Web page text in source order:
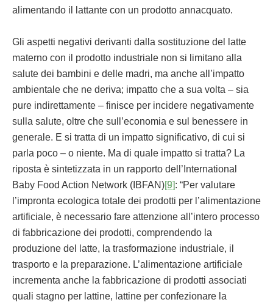
alimentando il lattante con un prodotto annacquato.
Gli aspetti negativi derivanti dalla sostituzione del latte
materno con il prodotto industriale non si limitano alla
salute dei bambini e delle madri, ma anche all’impatto
ambientale che ne deriva; impatto che a sua volta – sia
pure indirettamente – finisce per incidere negativamente
sulla salute, oltre che sull’economia e sul benessere in
generale. E si tratta di un impatto significativo, di cui si
parla poco – o niente. Ma di quale impatto si tratta? La
riposta è sintetizzata in un rapporto dell’International
Baby Food Action Network (IBFAN)[9]: “Per valutare
l’impronta ecologica totale dei prodotti per l’alimentazione
artificiale, è necessario fare attenzione all’intero processo
di fabbricazione dei prodotti, comprendendo la
produzione del latte, la trasformazione industriale, il
trasporto e la preparazione. L’alimentazione artificiale
incrementa anche la fabbricazione di prodotti associati
quali stagno per lattine, lattine per confezionare la